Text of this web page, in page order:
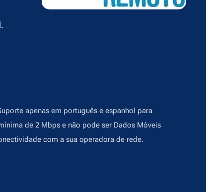
apenas em português e espanhol para
de 2 Mbps e não pode ser Dados Móveis
com a sua operadora de rede.